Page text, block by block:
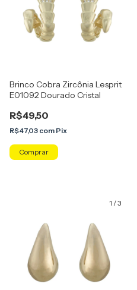
Brinco Cobra Zircônia Lesprit
E01092 Dourado Cristal
R$49,50
R$47,03 com Pix
1 /3